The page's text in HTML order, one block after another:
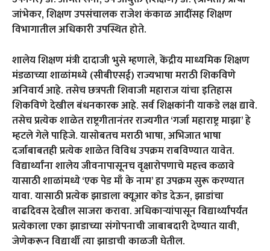
जांभेकर, शिक्षण उपसंचालक राजेश कंकाळ आदींसह शिक्षण
विभागातील अधिकारी उपस्थित होते.
शालेय शिक्षण मंत्री दादाजी भुसे म्हणाले, केंद्रीय माध्यमिक शिक्षण
मंडळाच्या शाळांमध्ये (सीबीएसई) राज्यभाषा मराठी शिकविणे
अनिवार्य आहे. तसेच छत्रपती शिवाजी महाराज यांचा इतिहास
शिकविणे देखील बंधनकारक आहे. सर्व शिक्षकांनी याकडे लक्ष द्यावे.
तसेच प्रत्येक शाळेत राष्ट्रगीतानंतर राज्यगीत ‘गर्जा महाराष्ट्र माझा’ हे
म्हटले गेले पाहिजे. यासोबतच मराठी भाषा, अभिजात भाषा
दर्जाबाबतही प्रत्येक शाळेत विविध उपक्रम राबविण्यात यावेत.
विद्यार्थ्यांना शालेय जीवनापासूनच वृक्षारोपणाचे महत्त्व कळावे
यासाठी शाळांमध्ये ‘एक पेड माँ के नाम’ हा उपक्रम सुरू करण्यात
यावा. यासाठी प्रत्येक झाडाला क्यूआर कोड देऊन, झाडांचा
वाढदिवस देखील साजरा करावा. अधिकाऱ्यांपासून विद्यार्थ्यांपर्यंत
प्रत्येकाला एका झाडाच्या संगोपनाची जाबाबदारी देण्यात यावी,
जेणेकरून विद्यार्थी त्या झाडाची काळजी घेतील.